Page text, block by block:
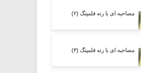
مصاحبه ای با رنه فلمینگ (۲)
مصاحبه ای با رنه فلمینگ (۳)